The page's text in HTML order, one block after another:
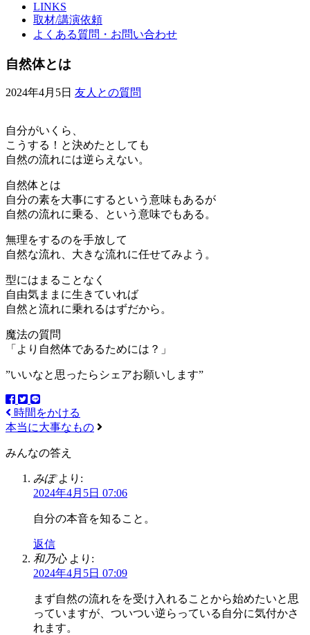
LINKS
取材/講演依頼
よくある質問・お問い合わせ
自然体とは
2024年4月5日 友人との質問
自分がいくら、
こうする！と決めたとしても
自然の流れには逆らえない。
自然体とは
自分の素を大事にするという意味もあるが
自然の流れに乗る、という意味でもある。
無理をするのを手放して
自然な流れ、大きな流れに任せてみよう。
型にはまることなく
自由気ままに生きていれば
自然と流れに乗れるはずだから。
魔法の質問
「より自然体であるためには？」
”いいなと思ったらシェアお願いします”
時間をかける
本当に大事なもの
みんなの答え
みぽ より:
2024年4月5日 07:06
自分の本音を知ること。
返信
和乃心 より:
2024年4月5日 07:09
まず自然の流れをを受け入れることから始めたいと思
っていますが、ついつい逆らっている自分に気付かさ
れます。